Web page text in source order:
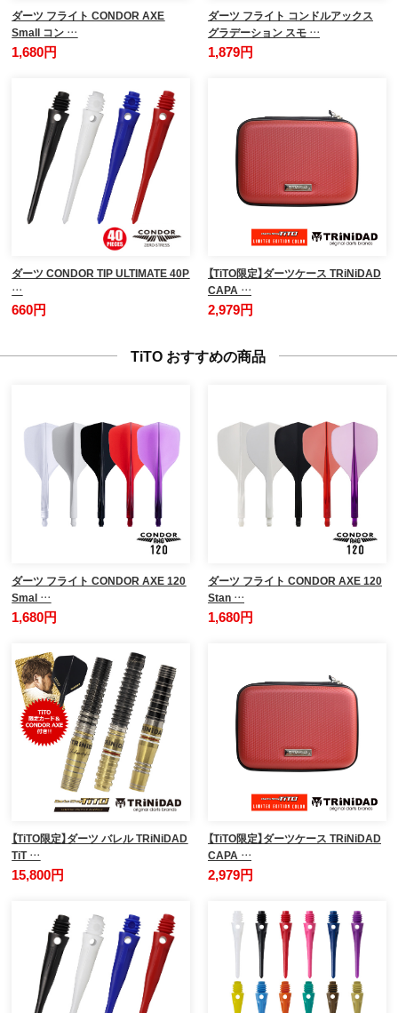
ダーツ フライト CONDOR AXE
Small コン …
1,680円
ダーツ フライト コンドルアックス
グラデーション スモ …
1,879円
ダーツ CONDOR TIP ULTIMATE 40P
…
660円
【TiTO限定】ダーツケース TRiNiDAD
CAPA …
2,979円
TiTO おすすめの商品
ダーツ フライト CONDOR AXE 120
Smal …
1,680円
ダーツ フライト CONDOR AXE 120
Stan …
1,680円
【TiTO限定】ダーツ バレル TRiNiDAD
TiT …
15,800円
【TiTO限定】ダーツケース TRiNiDAD
CAPA …
2,979円